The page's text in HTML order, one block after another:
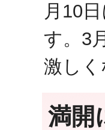
月10
す。3
激しく
満開